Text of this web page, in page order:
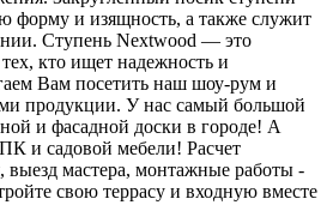
форму и изящность, а также служит
Ступень Nextwood — это
кто ищет надежность и
Вам посетить наш шоу-рум и
продукции. У нас самый большой
и фасадной доски в городе! А
и садовой мебели! Расчет
выезд мастера, монтажные работы -
свою террасу и входную вместе